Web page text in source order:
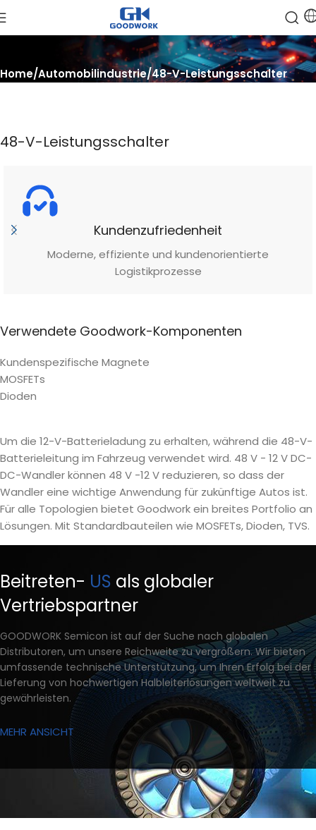
Home Automobilindustrie 48-V-Leistungsschalter
48-V-Leistungsschalter
Kundenzufriedenheit
Moderne, effiziente und kundenorientierte
Logistikprozesse
Verwendete Goodwork-Komponenten
Kundenspezifische Magnete
MOSFETs
Dioden
Um die 12-V-Batterieladung zu erhalten, während die 48-V-
Batterieleitung im Fahrzeug verwendet wird. 48 V - 12 V DC-
DC-Wandler können 48 V -12 V reduzieren, so dass der
Wandler eine wichtige Anwendung für zukünftige Autos ist.
Für alle Topologien bietet Goodwork ein breites Portfolio an
Lösungen. Mit Standardbauteilen wie MOSFETs, Dioden, TVS.
Beitreten- US als globaler
Vertriebspartner
GOODWORK Semicon ist auf der Suche nach globalen
Distributoren, um unsere Reichweite zu vergrößern. Wir bieten
umfassende technische Unterstützung, um Ihren Erfolg bei der
Lieferung von hochwertigen Halbleiterlösungen weltweit zu
gewährleisten.
MEHR ANSICHT